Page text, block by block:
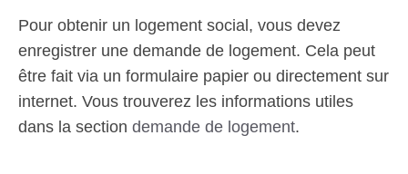
Pour obtenir un logement social, vous devez
enregistrer une demande de logement. Cela peut
être fait via un formulaire papier ou directement sur
internet. Vous trouverez les informations utiles
dans la section demande de logement.